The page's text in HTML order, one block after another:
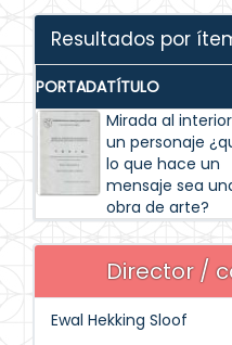
Resultados por
PORTADATÍTULO
Mirada al
un personaje
lo que hace un
mensaje sea
obra de arte?
Director /
Ewal Hekking Sloof